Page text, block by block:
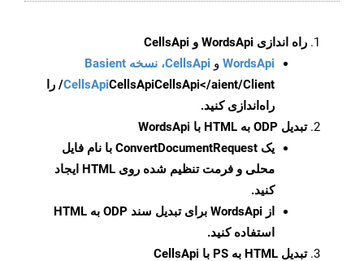
راه اندازی WordsApi و CellsApi
WordsApi و CellsApi، نسخه Basient
CellsApiCellsApi
CellsApi</aient/Client/ را
راه‌اندازی کنید.
تبدیل ODP به HTML با WordsApi
یک ConvertDocumentRequest با نام فایل
محلی و فرمت تنظیم شده روی HTML ایجاد
کنید.
از WordsApi برای تبدیل سند ODP به HTML
استفاده کنید.
تبدیل HTML به PS با CellsApi